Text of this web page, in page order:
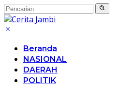
Beranda
NASIONAL
DAERAH
POLITIK